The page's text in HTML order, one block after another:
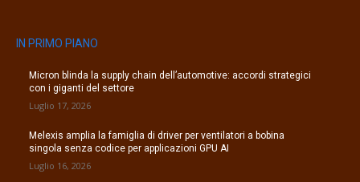
IN PRIMO PIANO
Micron blinda la supply chain dell’automotive: accordi strategici
con i giganti del settore
Luglio 17, 2026
Melexis amplia la famiglia di driver per ventilatori a bobina
singola senza codice per applicazioni GPU AI
Luglio 16, 2026